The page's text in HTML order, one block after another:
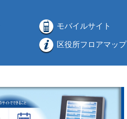
モバイルサイト
区役所フロアマップ